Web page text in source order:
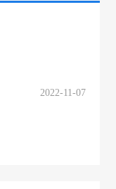
2022-11-07